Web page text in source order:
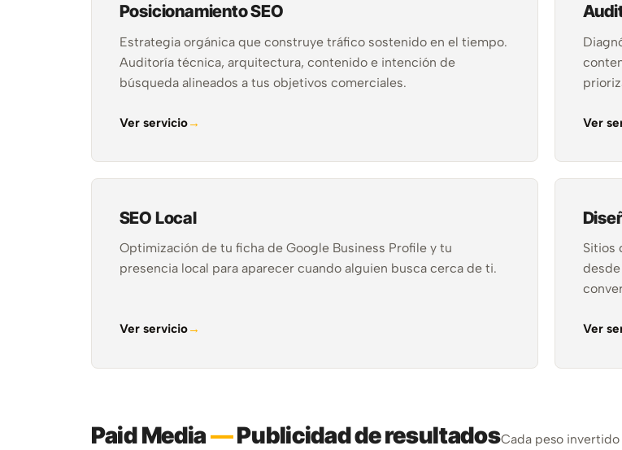
Posicionamiento SEO
Estrategia orgánica que construye tráfico sostenido en el tiempo.
Auditoría técnica, arquitectura, contenido e intención de
búsqueda alineados a tus objetivos comerciales.
Ver servicio Ver
SEO Local
Optimización de tu ficha de Google Business Profile y tu
presencia local para aparecer cuando alguien busca cerca de ti.
Ver servicio
Sitios
Ver
Paid Media—Publicidad de resultadosCada peso